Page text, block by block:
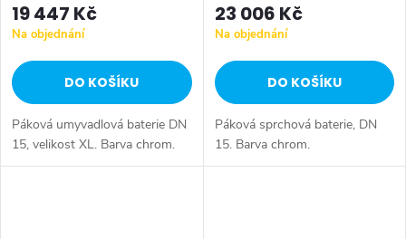
19 447 Kč
Na objednání
DO KOŠÍKU
Páková umyvadlová baterie DN
15, velikost XL. Barva chrom.
23 006 Kč
Na objednání
DO KOŠÍKU
Páková sprchová baterie, DN
15. Barva chrom.